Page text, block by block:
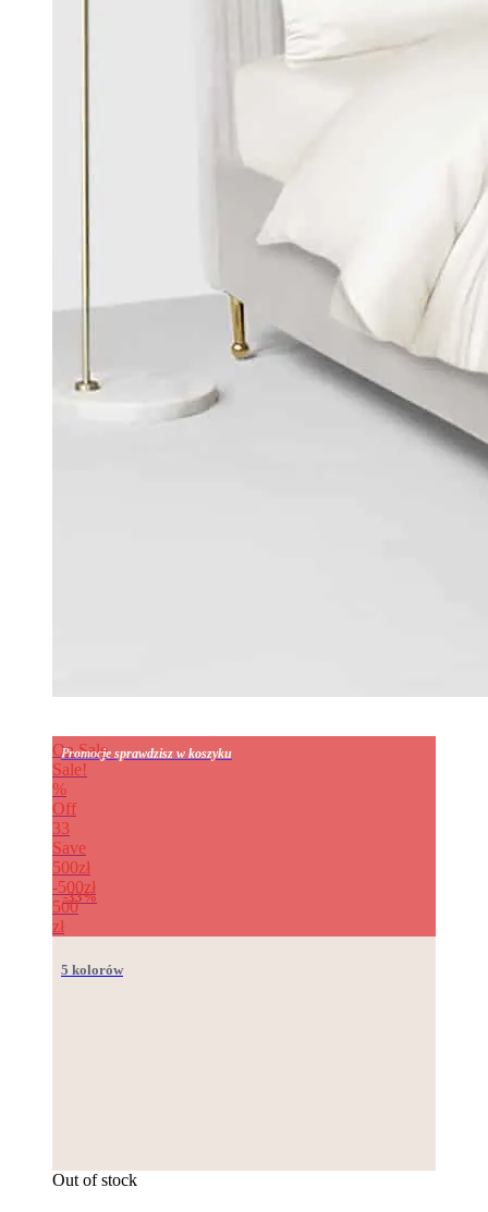
On Sale
Sale!
%
Off
33
Save
500zł
500zł
33%
500
zł
Promocje sprawdzisz w koszyku
5 kolorów
Out of stock